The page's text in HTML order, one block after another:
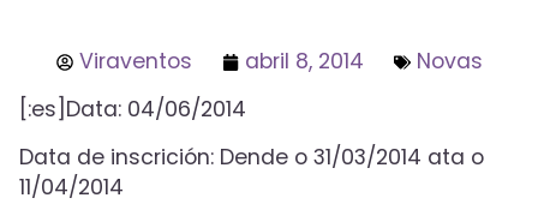
Viraventos abril 8, 2014
Novas
[:es]Data: 04/06/2014
Data de inscrición: Dende o 31/03/2014 ata o
11/04/2014